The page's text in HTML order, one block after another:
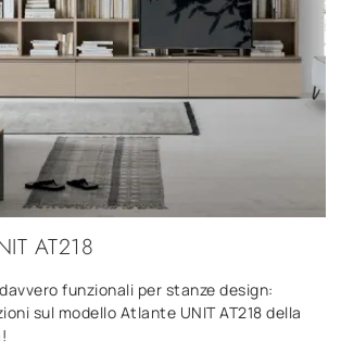
AT218
funzionali per stanze design:
sul modello Atlante UNIT AT218 della